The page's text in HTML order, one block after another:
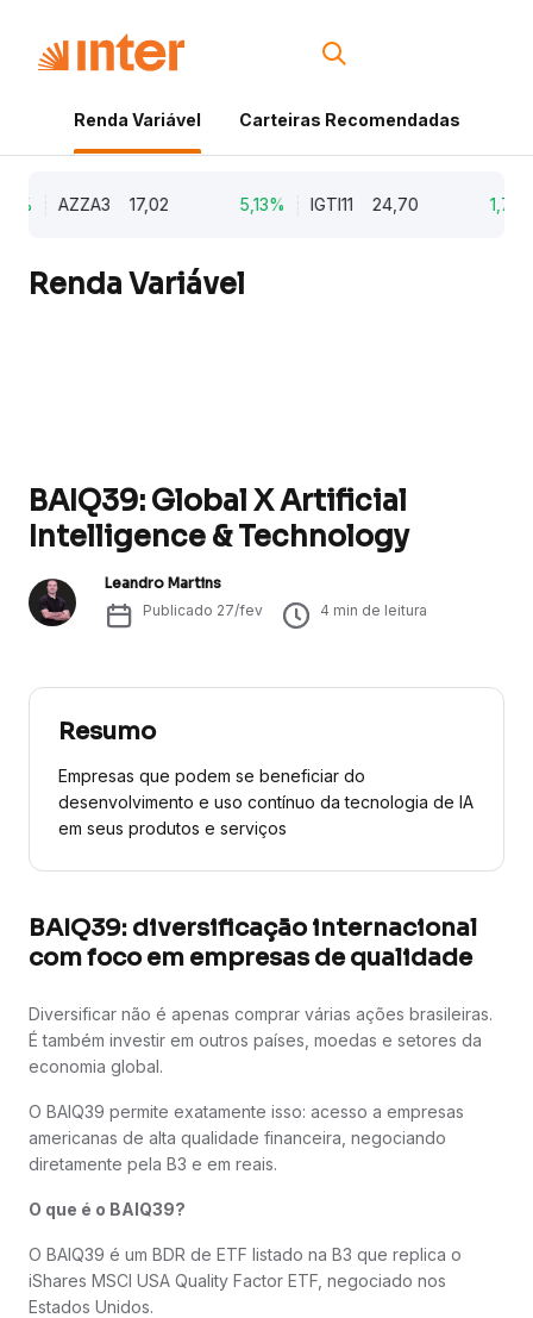
Renda Variável Carteiras Recomendadas
AZZA3 17,02 5,13% IGTI11 24,70 1,77%
Renda Variável
BAIQ39: Global X Artificial
Intelligence & Technology
Leandro Martins
Publicado 27/fev 4 min de leitura
Resumo
Empresas que podem se beneficiar do
desenvolvimento e uso contínuo da tecnologia de IA
em seus produtos e serviços
BAIQ39: diversificação internacional
com foco em empresas de qualidade
Diversificar não é apenas comprar várias ações brasileiras.
É também investir em outros países, moedas e setores da
economia global.
O BAIQ39 permite exatamente isso: acesso a empresas
americanas de alta qualidade financeira, negociando
diretamente pela B3 e em reais.
O que é o BAIQ39?
O BAIQ39 é um BDR de ETF listado na B3 que replica o
iShares MSCI USA Quality Factor ETF, negociado nos
Estados Unidos.